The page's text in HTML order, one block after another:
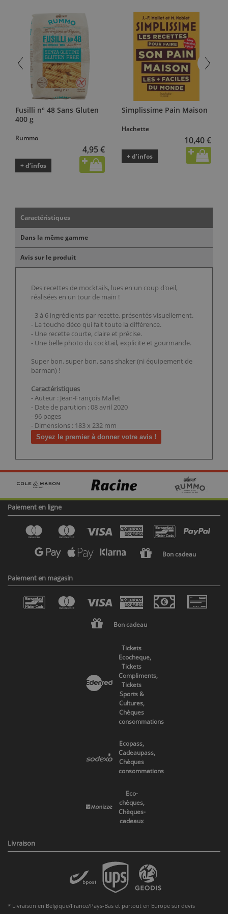
Fusilli n° 48 Sans Gluten
400 g
Rummo
4,95 €
+ d’infos
Simplissime Pain Maison
Hachette
10,40 €
+ d’infos
Caractéristiques
Dans la même gamme
Avis sur le produit
Des recettes de mocktails, lues en un coup d'oeil,
réalisées en un tour de main !
- 3 à 6 ingrédients par recette, présentés visuellement.
- La touche déco qui fait toute la différence.
- Une recette courte, claire et précise.
- Une belle photo du cocktail, explicite et gourmande.
Super bon, super bon, sans shaker (ni équipement de
barman) !
Caractéristiques
- Auteur : Jean-François Mallet
- Date de parution : 08 avril 2020
- 96 pages
- Dimensions : 183 x 232 mm
Soyez le premier à donner votre avis !
Paiement en ligne
Bon cadeau
Paiement en magasin
Bon cadeau
Tickets
Ecocheque,
Tickets
Compliments,
Tickets
Sports &
Cultures,
Chèques
consommations
Ecopass,
Cadeaupass,
Chèques
consommations
Eco-
chèques,
Chèques-
cadeaux
Livraison
* Livraison en Belgique/France/Pays-Bas et partout en Europe sur devis